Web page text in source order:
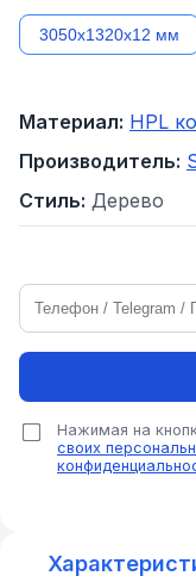
3050х1320х12 мм
Материал: HPL
Производитель:
Стиль: Дерево
Нажимая на
своих